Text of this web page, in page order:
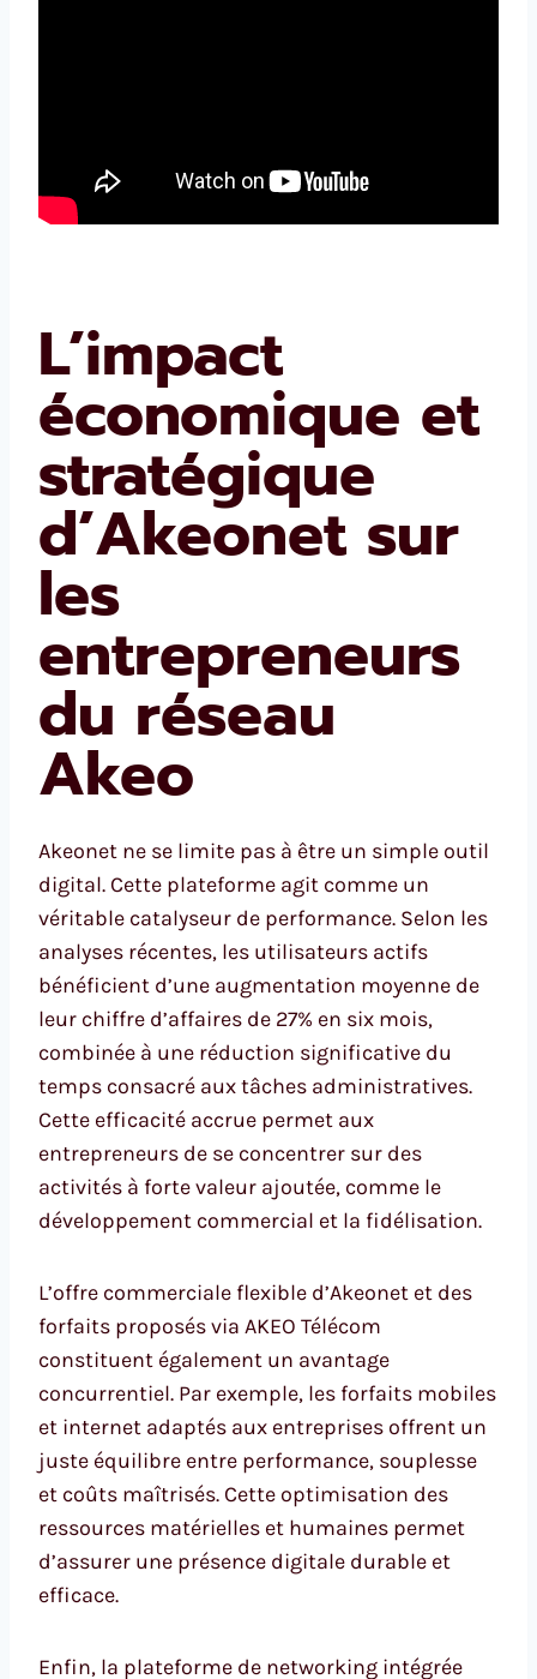
L’impact
économique et
stratégique
d’Akeonet sur
les
entrepreneurs
du réseau
Akeo
Akeonet ne se limite pas à être un simple outil
digital. Cette plateforme agit comme un
véritable catalyseur de performance. Selon les
analyses récentes, les utilisateurs actifs
bénéficient d’une augmentation moyenne de
leur chiffre d’affaires de 27% en six mois,
combinée à une réduction significative du
temps consacré aux tâches administratives.
Cette efficacité accrue permet aux
entrepreneurs de se concentrer sur des
activités à forte valeur ajoutée, comme le
développement commercial et la fidélisation.
L’offre commerciale flexible d’Akeonet et des
forfaits proposés via AKEO Télécom
constituent également un avantage
concurrentiel. Par exemple, les forfaits mobiles
et internet adaptés aux entreprises offrent un
juste équilibre entre performance, souplesse
et coûts maîtrisés. Cette optimisation des
ressources matérielles et humaines permet
d’assurer une présence digitale durable et
efficace.
Enfin, la plateforme de networking intégrée